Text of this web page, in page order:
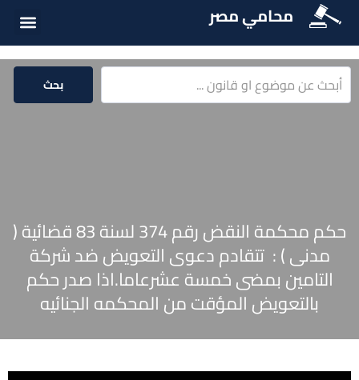
محامي مصر
بحث
حكم محكمة النقض رقم 374 لسنة 83 قضائية (
مدنى ) : تتقادم دعوى التعويض ضد شركة
التامين بمضى خمسة عشرعاما.اذا صدر حكم
بالتعويض المؤقت من المحكمه الجنائيه